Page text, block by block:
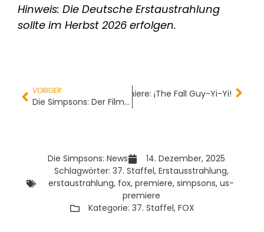
Hinweis: Die Deutsche Erstaustrahlung
sollte im Herbst 2026 erfolgen.
VORIGER
Die Simpsons: Der Film 2 – Kinostart verschiebt sich um zwei Monate
US-Premiere: ¡The Fall Guy-Yi-Yi!
Die Simpsons: News
14. Dezember, 2025
Schlagwörter: 37. Staffel, Erstausstrahlung,
erstaustrahlung, fox, premiere, simpsons, us-
premiere
Kategorie: 37. Staffel, FOX